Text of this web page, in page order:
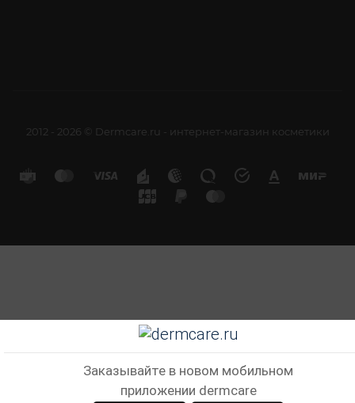
2012 - 2026 © Dermcare.ru - интернет-магазин косметики
Заказывайте в новом мобильном
приложении dermcare